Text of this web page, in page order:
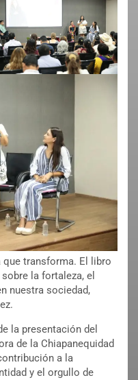
que transforma. El libro
la fortaleza, el
nuestra sociedad,
la presentación del
de la Chiapanequidad
a la
y el orgullo de